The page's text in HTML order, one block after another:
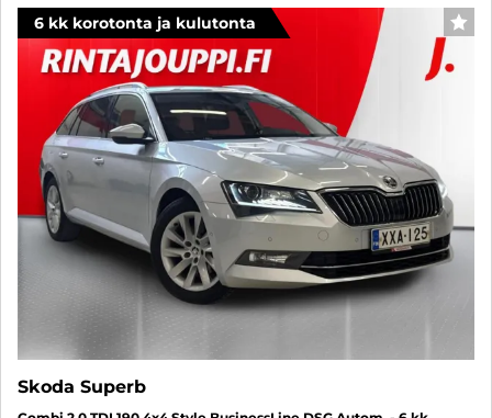
6 kk korotonta ja kulutonta
Skoda Superb